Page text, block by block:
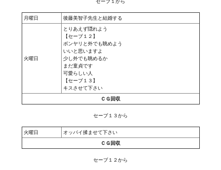
月曜日 後藤美智子先生と結婚する
火曜日
とりあえず隠れよう
【セーブ１２】
ボンヤリと外でも眺めよう
いいと思いますよ
少し外でも眺めるか
まだ童貞です
可愛らしい人
【セーブ１３】
キスさせて下さい
ＣＧ回収
セーブ１３から
火曜日
オッパイ揉ませて下さい
ＣＧ回収
セーブ１２から